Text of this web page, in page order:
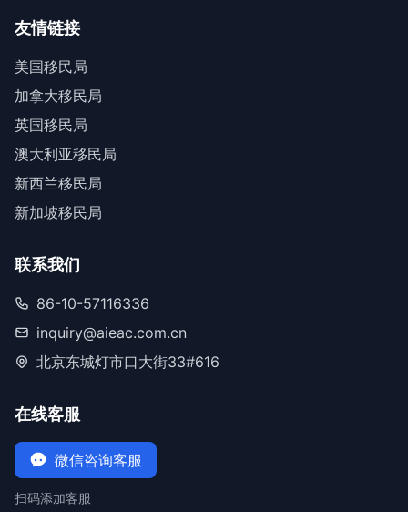
友情链接
美国移民局
加拿大移民局
英国移民局
澳大利亚移民局
新西兰移民局
新加坡移民局
联系我们
86-10-57116336
inquiry@aieac.com.cn
北京东城灯市口大街33#616
在线客服
微信咨询客服
扫码添加客服